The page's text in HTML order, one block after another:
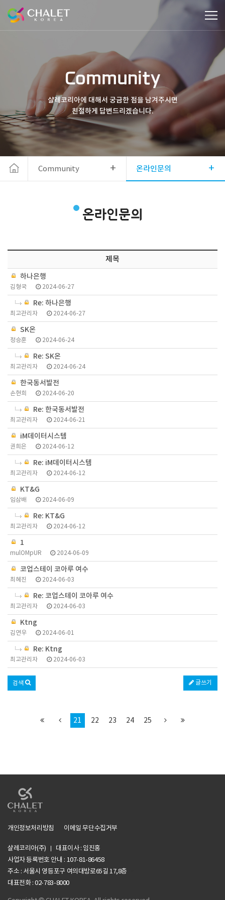
Community
샬레코리아에 대해서 궁금한 점을 남겨주시면
친절하게 답변드리겠습니다.
Community + 온라인문의 +
온라인문의
제목
하나은행
김형국 2024-06-27
Re: 하나은행
최고관리자 2024-06-27
SK온
정승훈 2024-06-24
Re: SK온
최고관리자 2024-06-24
한국동서발전
손현희 2024-06-20
Re: 한국동서발전
최고관리자 2024-06-21
iM데이터시스템
권희은 2024-06-12
Re: iM데이터시스템
최고관리자 2024-06-12
KT&G
임삼배 2024-06-09
Re: KT&G
최고관리자 2024-06-12
1
mulOMpUR 2024-06-09
코업스테이 코아루 여수
최혜진 2024-06-03
Re: 코업스테이 코아루 여수
최고관리자 2024-06-03
Ktng
김연우 2024-06-01
Re: Ktng
최고관리자 2024-06-03
글쓰기
검색
21 22 23 24 25
개인정보처리방침 이메일 무단수집거부
샬레코리아(주)
대표이사 : 임진홍
사업자 등록번호 안내 : 107-81-86458
주소 : 서울시 영등포구 여의대방로65길 17,8층
대표전화 : 02-783-8000